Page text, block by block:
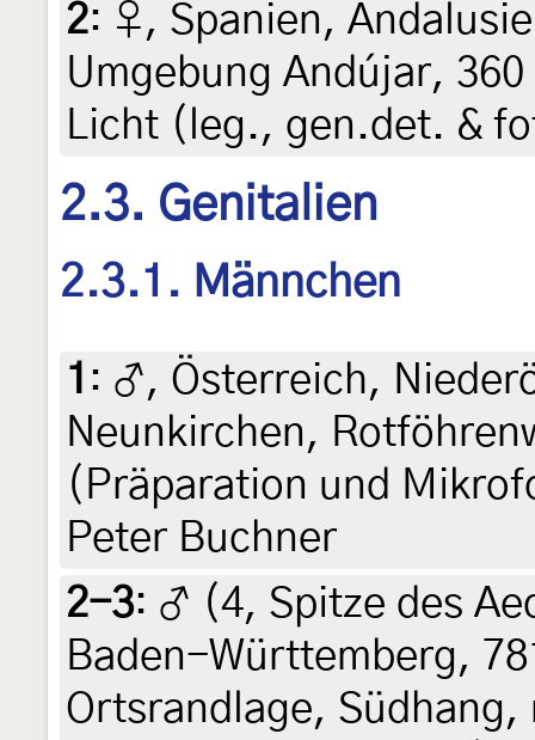
2: ♀, Spanien,
Umgebung Andújar,
Licht (leg., gen.det. &
2.3. Genitalien
2.3.1. Männchen
1 : ♂, Österreich,
Neunkirchen,
(Präparation und
Peter Buchner
2-3: ♂ (4, Spitze des
Baden-Württemberg,
Ortsrandlage, Südhang,